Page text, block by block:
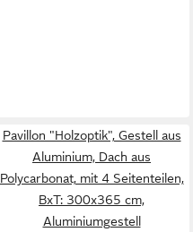
Pavillon "Holzoptik", Gestell aus
Aluminium, Dach aus
Polycarbonat, mit 4 Seitenteilen,
BxT: 300x365 cm,
Aluminiumgestell